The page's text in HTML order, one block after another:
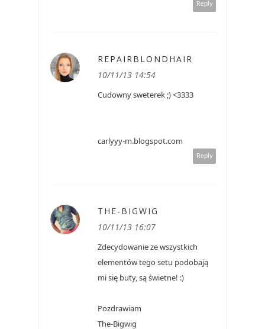
Reply
REPAIRBLONDHAIR
10/11/13 14:54
Cudowny sweterek ;) <3333
carlyyy-m.blogspot.com
Reply
THE-BIGWIG
10/11/13 16:07
Zdecydowanie ze wszystkich
elementów tego setu podobają
mi się buty, są świetne! :)
Pozdrawiam
The-Bigwig